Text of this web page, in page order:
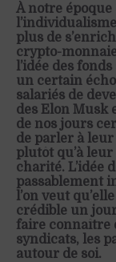
À notre
plus de
crypto-
l’idée des
un certain
salariés de
des Elon Musk
de nos jours
de parler à
plutôt qu’à
charité. L’idée
passablement
l’on veut
crédible un
faire connaître
syndicats, les
autour de soi.